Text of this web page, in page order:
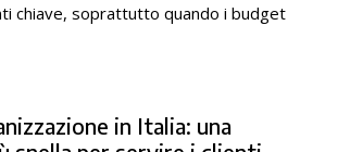
chiave, soprattutto quando i budget
in Italia: una